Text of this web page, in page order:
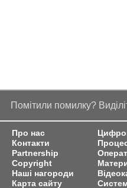
Помітили помилку?
Про нас
Контакти
Partnership
Copyright
Наші нагороди
Карта сайту